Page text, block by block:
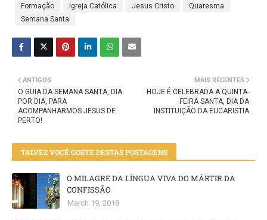
Formação Igreja Católica Jesus Cristo
Quaresma
Semana Santa
MAIS RECENTES
HOJE É CELEBRADA A QUINTA-
FEIRA SANTA, DIA DA
INSTITUIÇÃO DA EUCARISTIA
ANTIGOS
O GUIA DA SEMANA SANTA, DIA
POR DIA, PARA
ACOMPANHARMOS JESUS DE
PERTO!
TALVEZ VOCÊ GOSTE DESTAS POSTAGENS
O MILAGRE DA LÍNGUA VIVA DO MÁRTIR DA
CONFISSÃO
March 19, 2018